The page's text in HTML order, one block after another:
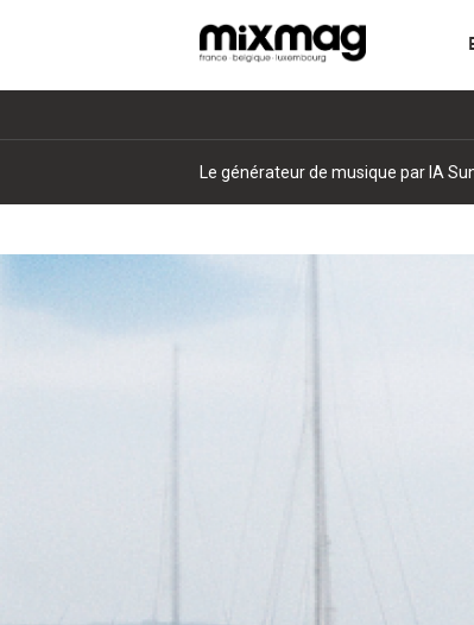
Le générateur de musique par IA